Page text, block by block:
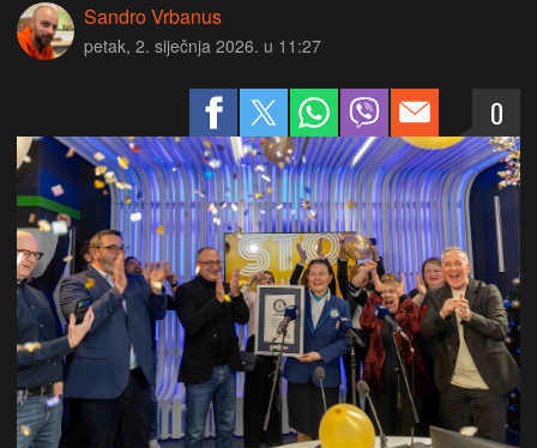
Sandro Vrbanus
petak, 2. siječnja 2026. u 11:27
0